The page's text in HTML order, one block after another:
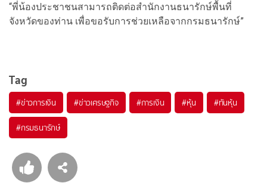
“พี่น้องประชาชนสามารถติดต่อสำนักงานธนารักษ์พื้นที่
จังหวัดของท่าน เพื่อขอรับการช่วยเหลือจากกรมธนารักษ์”
Tag
#ข่าวการเงิน #ข่าวเศรษฐกิจ #การเงิน #หุ้น #ทันหุ้น
#กรมธนารักษ์